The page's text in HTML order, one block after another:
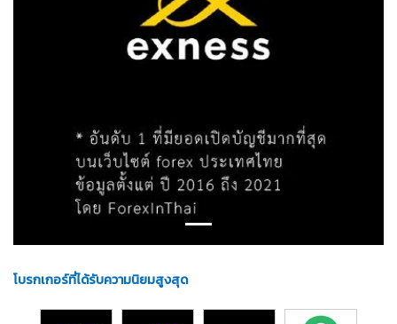
โบรกเกอร์ที่ได้รับความนิยมสูงสุด